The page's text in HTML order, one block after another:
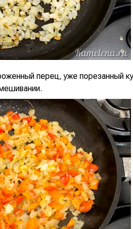
перец, уже порезанный